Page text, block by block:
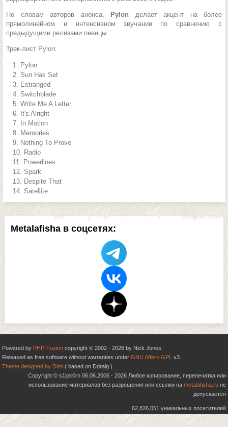
Metalafisha в соцсетях:
По словам авторов анонса, Pylon делает акцент на более
прямолинейном и интенсивном звучании по сравнению с
предыдущими релизами певицы.
Трек-лист Pylon:
Pylon
Sun Has Set
Estranged
Switchblade
Write Me A Letter
It's Alright
In Motion
Memories
Nothing To Prove
Radio
Powerlines
Spark
Despite That
Satellite
Powered by PHP-Fusion copyright © 2002 - 2026 by Nick Jones.
Released as free software without warranties under GNU Affero GPL v3.
Theme designed by Dimi ( based on Ddraig )
Copyright © s1ipk0rn 06.06.2006 - 2026 Любое копирование, перепечатка или
использование материалов без разрешения или ссылки на metalafisha.ru не
допускается
62,826,051 уникальных посетителей